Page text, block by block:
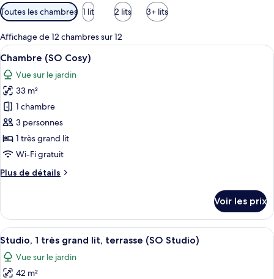
Filtres
disponibles
pour
les
chambres
Toutes les chambres 1 lit 2 lits 3+ lits
Affichage de 12 chambres sur 12
Afficher
toutes
les
photos
pour
ce
type
de
chambre :
Chambre
Une chambre d’hôtel avec un lit, un
10
Chambre (SO Cosy)
Vue sur le jardin
33 m²
1 chambre
3 personnes
1 très grand lit
Wi-Fi gratuit
Plus de détails
Plus
le
type
de
Chambre
(SO
Voir les prix
Afficher
toutes
les
photos
Studio, 1 très grand lit, terrasse (SO
13
Studio, 1 très grand lit, terrasse (SO Studio)
Vue sur le jardin
42 m²